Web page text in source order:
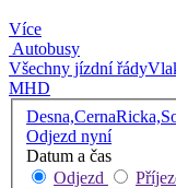
Více
Autobusy
Všechny jízdní řády
MHD
Odjezd nyní
Datum a čas
Odjezd